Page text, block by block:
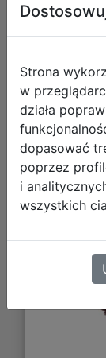
Mattel
Strona
w
działa
dopasować
poprzez
i
wszystkich